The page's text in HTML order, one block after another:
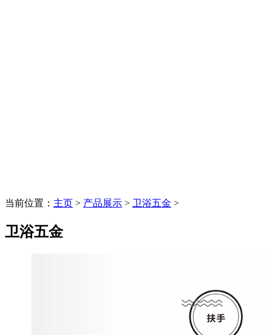
当前位置： 主页 > 产品展示 > 卫浴五金 >
卫浴五金